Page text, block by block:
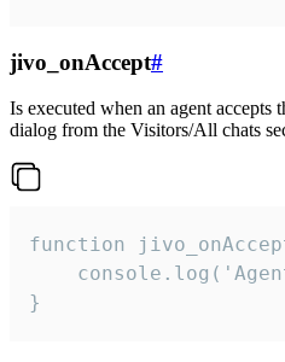
jivo_onAccept#
Is executed when an agent accepts
dialog from the Visitors/All chats
function
}